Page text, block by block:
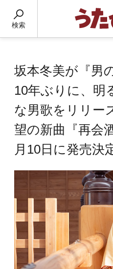
検索
坂本冬美が『男
10年ぶりに、明
な男歌をリリ
望の新曲『再会
月10日に発売決